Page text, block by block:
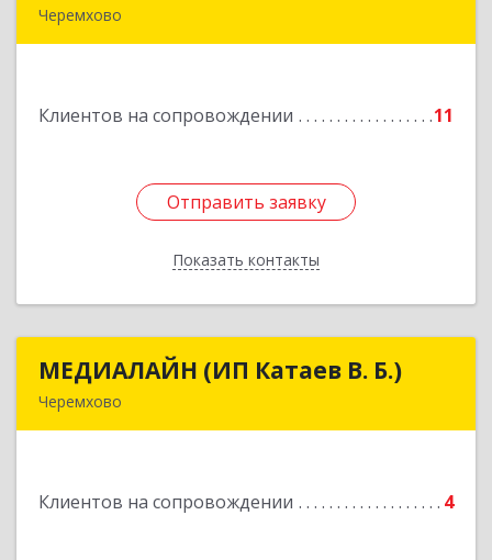
Черемхово
Клиентов на сопровождении 11
Отправить заявку
Показать контакты
Отправить заявку
Назад
МЕДИАЛАЙН (ИП Катаев В. Б.)
Черемхово
Клиентов на сопровождении 4
МЕДИАЛАЙН (ИП Катаев В. Б.)
Подробнее